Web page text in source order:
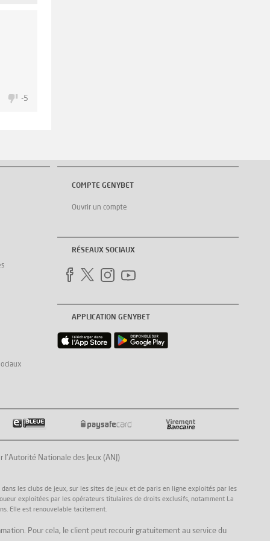
-5
COMPTE GENYBET
Ouvrir un compte
RÉSEAUX SOCIAUX
APPLICATION GENYBET
Nationale des Jeux (ANJ)
les clubs de jeux, sur les sites de jeux et de paris en ligne exploités par les
exploitées par les opérateurs titulaires de droits exclusifs, notamment La
Elle est renouvelable tacitement.
Pour cela, le client peut recourir gratuitement au service du